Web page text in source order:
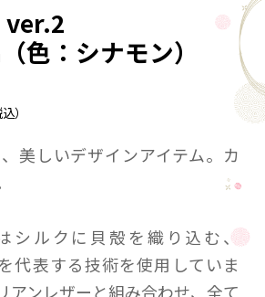
ver.2
色：シナモン）
）
美しいデザインアイテム。カ
シルクに貝殻を織り込む、
代表する技術を使用していま
アンレザーと組み合わせ、全て